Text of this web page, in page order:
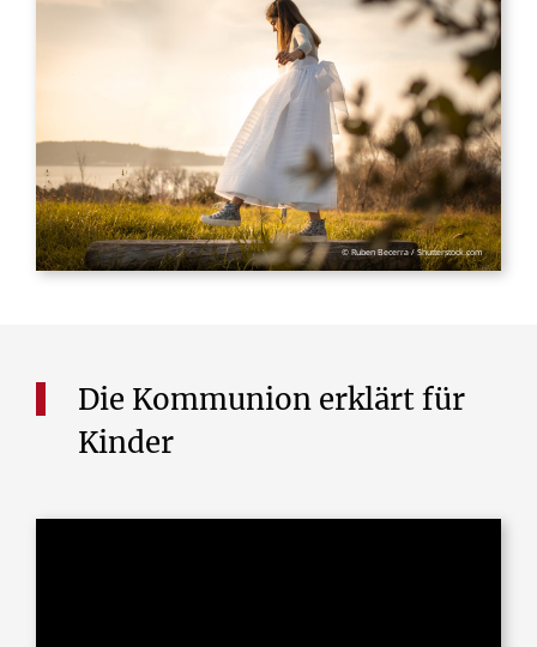
© Ruben Becerra / Shutterstock.com
Die Kommunion erklärt für
Kinder